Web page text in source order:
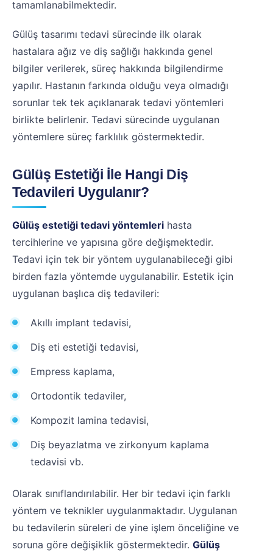
tamamlanabilmektedir.
Gülüş tasarımı tedavi sürecinde ilk olarak
hastalara ağız ve diş sağlığı hakkında genel
bilgiler verilerek, süreç hakkında bilgilendirme
yapılır. Hastanın farkında olduğu veya olmadığı
sorunlar tek tek açıklanarak tedavi yöntemleri
birlikte belirlenir. Tedavi sürecinde uygulanan
yöntemlere süreç farklılık göstermektedir.
Gülüş Estetiği İle Hangi Diş
Tedavileri Uygulanır?
Gülüş estetiği tedavi yöntemleri hasta
tercihlerine ve yapısına göre değişmektedir.
Tedavi için tek bir yöntem uygulanabileceği gibi
birden fazla yöntemde uygulanabilir. Estetik için
uygulanan başlıca diş tedavileri:
Akıllı implant tedavisi,
Diş eti estetiği tedavisi,
Empress kaplama,
Ortodontik tedaviler,
Kompozit lamina tedavisi,
Diş beyazlatma ve zirkonyum kaplama
tedavisi vb.
Olarak sınıflandırılabilir. Her bir tedavi için farklı
yöntem ve teknikler uygulanmaktadır. Uygulanan
bu tedavilerin süreleri de yine işlem önceliğine ve
soruna göre değişiklik göstermektedir. Gülüş